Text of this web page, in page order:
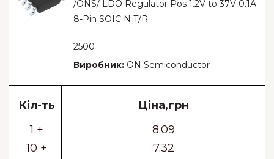
/ONS/ LDO Regulator Pos 1.2V to 37V 0.1A
8-Pin SOIC N T/R
2500
Виробник: ON Semiconductor
Кіл-ть
1 +
10 +
Ціна,грн
8.09
7.32